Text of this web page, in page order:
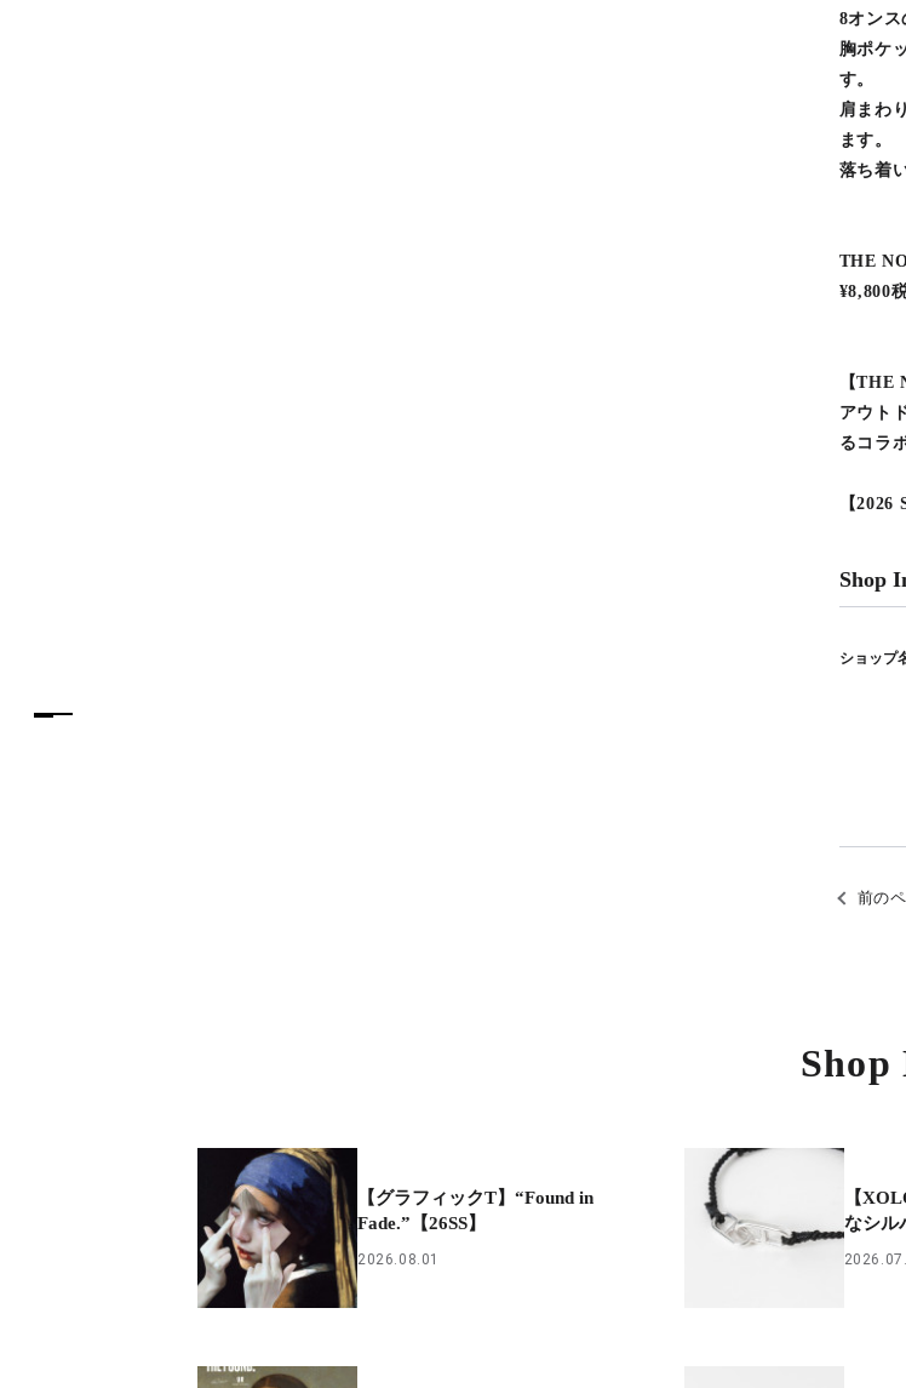
8オンス
胸ポケ
す。
肩まわ
ます。
落ち着
THE
¥8,800
【THE
アウト
るコラ
【2026
Shop
ショップ
前の
Shop
【グラフィックT】“Found in
Fade.”【26SS】
2026.08.01
【
なシル